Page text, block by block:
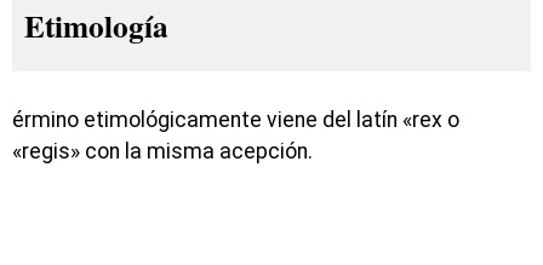
Etimología
érmino etimológicamente viene del latín «rex o
«regis» con la misma acepción.